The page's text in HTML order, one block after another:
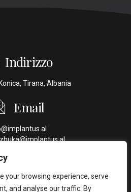
your browsing experience, serve
and analyse our traffic. By
Indirizzo
Tirana, Albania
Email
Telefono
69 70 44 409